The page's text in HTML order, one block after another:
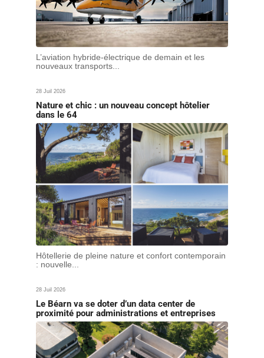
L’aviation hybride-électrique de demain et les
nouveaux transports...
28 Juil 2026
Nature et chic : un nouveau concept hôtelier
dans le 64
Hôtellerie de pleine nature et confort contemporain
: nouvelle...
28 Juil 2026
Le Béarn va se doter d’un data center de
proximité pour administrations et entreprises